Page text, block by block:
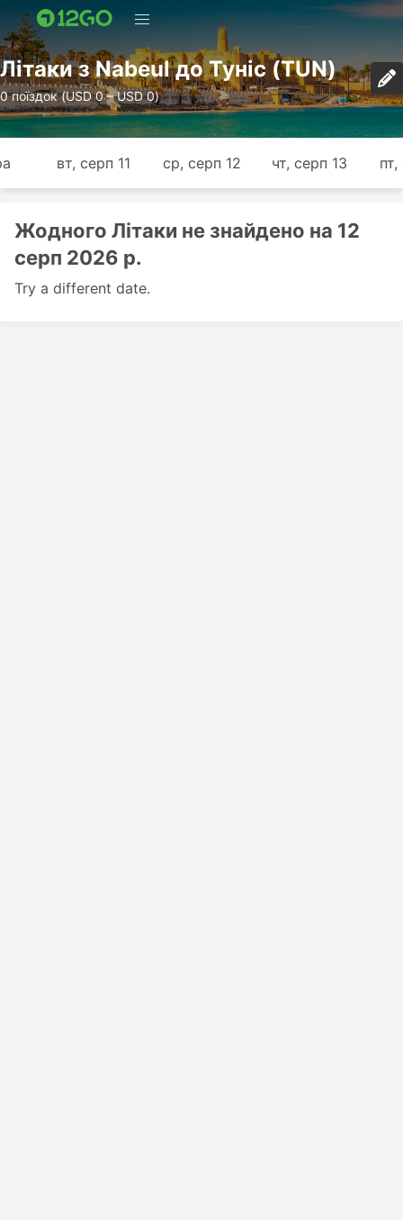
Лiтаки з Nabeul до Туніс (TUN)
0 поїздок (USD 0 – USD 0)
вт, серп 11 ср, серп 12 чт, серп 13
Жодного Лiтаки не знайдено на 12
серп 2026 р.
Try a different date.